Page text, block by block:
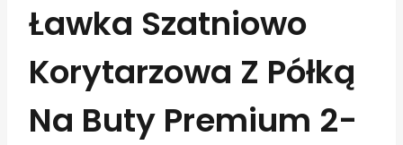
Ławka Szatniowo
Korytarzowa Z Półką
Na Buty Premium 2-